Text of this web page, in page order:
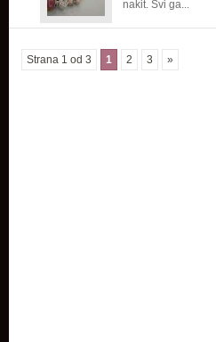
vrata
nakit. Svi ga...
Strana 1 od 3 1 2 3 »